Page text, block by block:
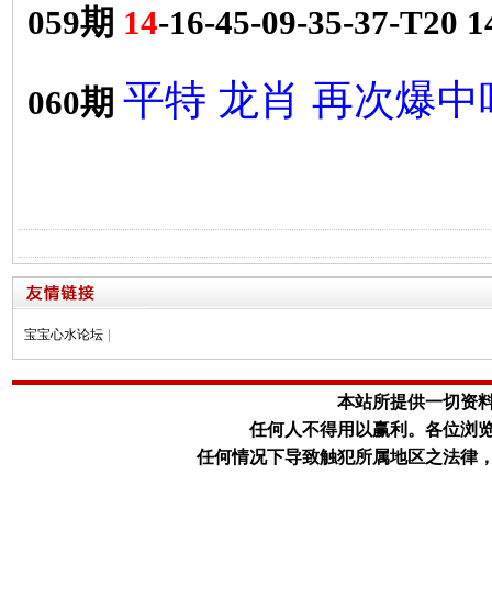
059期 14-16-45-09-35-37-T20
060期 平特 龙肖 再次爆中
宝宝心水论坛
本站所提供一切资
任何人不得用以赢利。 各位浏
任何情况下导致触犯所属地区之法律